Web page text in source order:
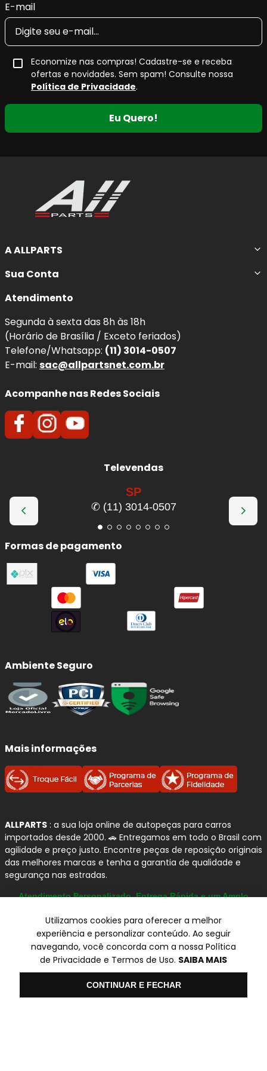
E-mail
Economize nas compras! Cadastre-se e receba
ofertas e novidades. Sem spam! Consulte nossa
Política de Privacidade.
Eu Quero!
A ALLPARTS
Sua Conta
Atendimento
Segunda à sexta das 8h às 18h
(Horário de Brasília / Exceto feriados)
Telefone/Whatsapp: (11) 3014-0507
E-mail: sac@allpartsnet.com.br
Acompanhe nas Redes Sociais
Televendas
SP
✆ (11) 3014-0507
Formas de pagamento
Ambiente Seguro
Mais informações
ALLPARTS : a sua loja online de autopeças para carros
importados desde 2000. 🚗 Entregamos em todo o Brasil com
agilidade e preço justo. Encontre peças de reposição originais
das melhores marcas e tenha a garantia de qualidade e
segurança nas estradas.
Atendimento Personalizado, Entrega Rápida e um Amplo
© Copyright 2000-2026
ALLPARTS Com. de Peças Automotivas Ltda.
CNPJ 03.724.695/0001-42 - Av. Avelino Capellato, 450 - Santa
Claudina - Vinhedo/SP - CEP 13284-480.
Utilizamos cookies para oferecer a melhor
experiência e personalizar conteúdo. Ao seguir
navegando, você concorda com a nossa Política
de Privacidade e Termos de Uso. SAIBA MAIS
CONTINUAR E FECHAR